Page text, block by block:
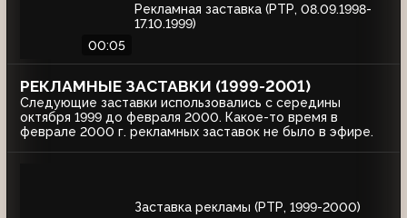
00:05
Рекламная заставка (РТР, 08.09.1998-
17.10.1999)
РЕКЛАМНЫЕ ЗАСТАВКИ (1999-2001)
Следующие заставки использовались с середины
октября 1999 до февраля 2000. Какое-то время в
феврале 2000 г. рекламных заставок не было в эфире.
Заставка рекламы (РТР, 1999-2000)